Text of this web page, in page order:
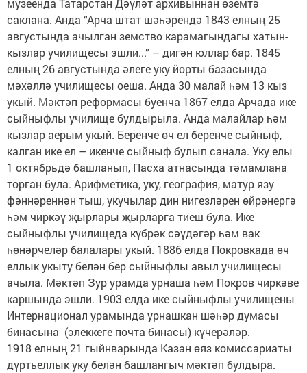
музеенда Татарстан Дәүләт архивыннан өземтә
саклана. Анда “Арча штат шәһәрендә 1843 елның 25
августында ачылган земство карамагындагы хатын-
кызлар училищесы эшли...” – дигән юллар бар. 1845
елның 26 августында әлеге уку йорты базасында
мәхәллә училищесы оеша. Анда 30 малай һәм 13 кыз
укый. Мәктәп реформасы буенча 1867 елда Арчада ике
сыйныфлы училище булдырыла. Анда малайлар һәм
кызлар аерым укый. Беренче өч ел беренче сыйныф,
калган ике ел – икенче сыйныф булып санала. Уку елы
1 октябрьдә башланып, Пасха атнасында тәмамлана
торган була. Арифметика, уку, география, матур язу
фәннәреннән тыш, укучылар дин нигезләрен өйрәнергә
һәм чиркәү җырлары җырларга тиеш була. Ике
сыйныфлы училищеда күбрәк сәүдәгәр һәм вак
һөнәрчеләр балалары укый. 1886 елда Покровкада өч
еллык укыту белән бер сыйныфлы авыл училищесы
ачыла. Мәктәп Зур урамда урнаша һәм Покров чиркәве
каршында эшли. 1903 елда ике сыйныфлы училищены
Интернационал урамында урнашкан шәһәр думасы
бинасына (элеккеге почта бинасы) күчерәләр.
1918 елның 21 гыйнварында Казан өяз комиссариаты
дүртьеллык уку белән башлангыч мәктәп булдыра.